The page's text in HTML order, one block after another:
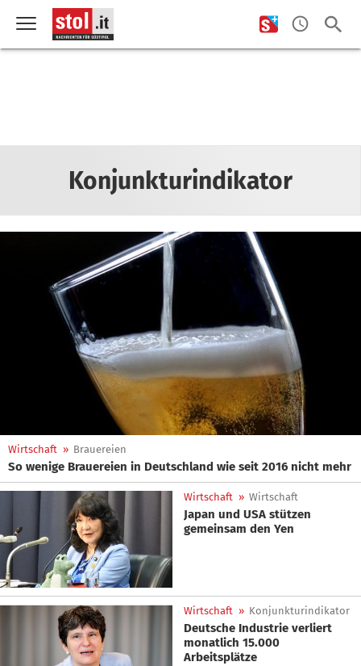
Konjunkturindikator
Wirtschaft » Brauereien
So wenige Brauereien in Deutschland wie seit 2016 nicht mehr
Wirtschaft » Wirtschaft
Japan und USA stützen
gemeinsam den Yen
Wirtschaft » Konjunkturindikator
Deutsche Industrie verliert
monatlich 15.000
Arbeitsplätze